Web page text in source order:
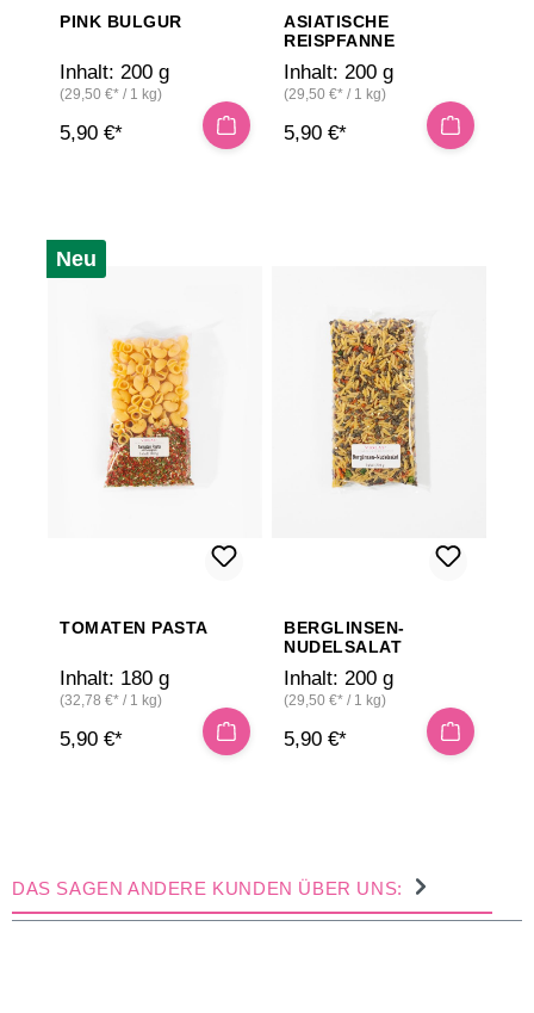
PINK BULGUR
Inhalt: 200 g
(29,50 €* / 1 kg)
5,90 €*
ASIATISCHE
REISPFANNE
Inhalt: 200 g
(29,50 €* / 1 kg)
5,90 €*
Neu
TOMATEN PASTA
Inhalt: 180 g
(32,78 €* / 1 kg)
5,90 €*
BERGLINSEN-
NUDELSALAT
Inhalt: 200 g
(29,50 €* / 1 kg)
5,90 €*
DAS SAGEN ANDERE KUNDEN ÜBER UNS: